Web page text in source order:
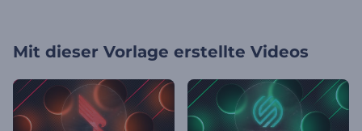
Mit dieser Vorlage erstellte Videos